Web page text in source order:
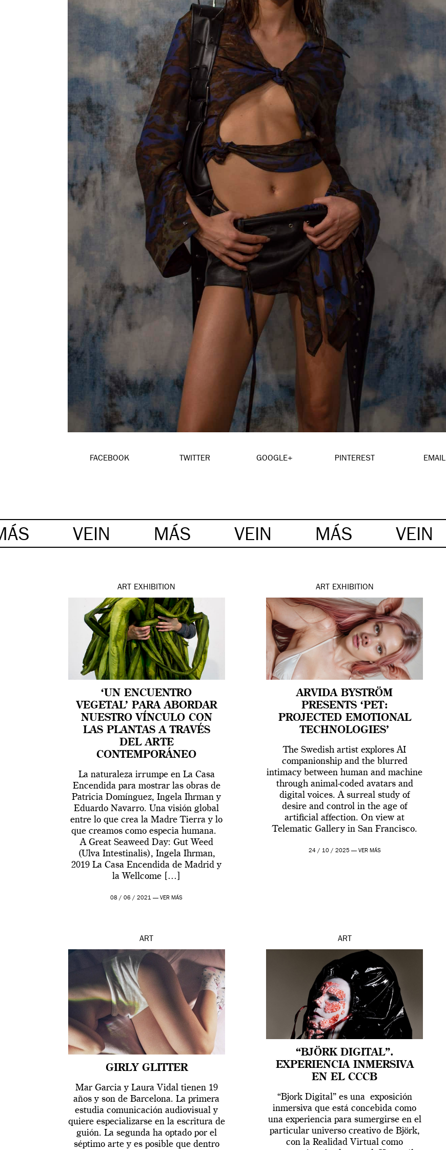
FACEBOOK TWITTER GOOGLE+ PINTEREST EMAIL
VEIN MÁS VEIN MÁS VEIN
ART EXHIBITION
‘UN ENCUENTRO
VEGETAL’ PARA ABORDAR
NUESTRO VÍNCULO CON
LAS PLANTAS A TRAVÉS
DEL ARTE
CONTEMPORÁNEO
La naturaleza irrumpe en La Casa
Encendida para mostrar las obras de
Patricia Domínguez, Ingela Ihrman y
Eduardo Navarro. Una visión global
entre lo que crea la Madre Tierra y lo
que creamos como especia humana.
A Great Seaweed Day: Gut Weed
(Ulva Intestinalis), Ingela Ihrman,
2019 La Casa Encendida de Madrid y
la Wellcome […]
08 / 06 / 2021 —VER MÁS
ART EXHIBITION
ARVIDA BYSTRÖM
PRESENTS ‘PET:
PROJECTED EMOTIONAL
TECHNOLOGIES’
The Swedish artist explores AI
companionship and the blurred
intimacy between human and machine
through animal-coded avatars and
digital voices. A surreal study of
desire and control in the age of
artificial affection. On view at
Telematic Gallery in San Francisco.
24 / 10 / 2025 — VER MÁS
ART
GIRLY GLITTER
Mar Garcia y Laura Vidal tienen 19
años y son de Barcelona. La primera
estudia comunicación audiovisual y
quiere especializarse en la escritura de
guión. La segunda ha optado por el
séptimo arte y es posible que dentro
ART
“BJÖRK DIGITAL”.
EXPERIENCIA INMERSIVA
EN EL CCCB
“Bjork Digital” es una exposición
inmersiva que está concebida como
una experiencia para sumergirse en el
particular universo creativo de Björk,
con la Realidad Virtual como